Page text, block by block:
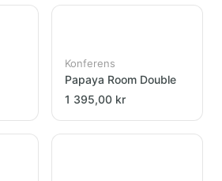
Konferens
Papaya Room Double
1 395,00 kr